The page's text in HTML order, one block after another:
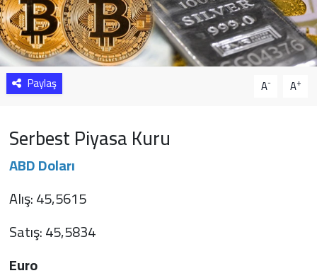
Paylaş A- A+
Serbest Piyasa Kuru
ABD Doları
Alış: 45,5615
Satış: 45,5834
Euro